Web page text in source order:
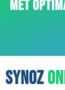
MET
SYNOZ